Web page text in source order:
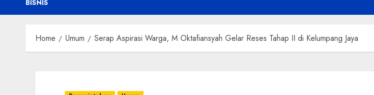
BISNIS
Home Umum ‎Serap Aspirasi Warga, M Oktafiansyah Gelar Reses Tahap II di Kelumpang Jaya